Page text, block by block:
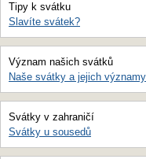
Tipy k svátku
Slavíte svátek?
Význam našich svátků
Naše svátky a jejich významy
Svátky v zahraničí
Svátky u sousedů